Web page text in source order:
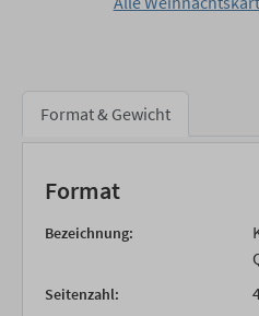
Format & Gewicht
Format
Bezeichnung:
Seitenzahl: